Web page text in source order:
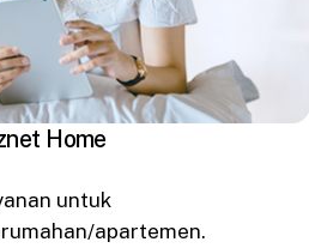
Home
untuk
apartemen.